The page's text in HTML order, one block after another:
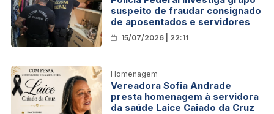
suspeito de fraudar consignado
de aposentados e servidores
15/07/2026 | 22:11
Homenagem
Vereadora Sofia Andrade
presta homenagem à servidora
da saúde Laice Caiado da Cruz